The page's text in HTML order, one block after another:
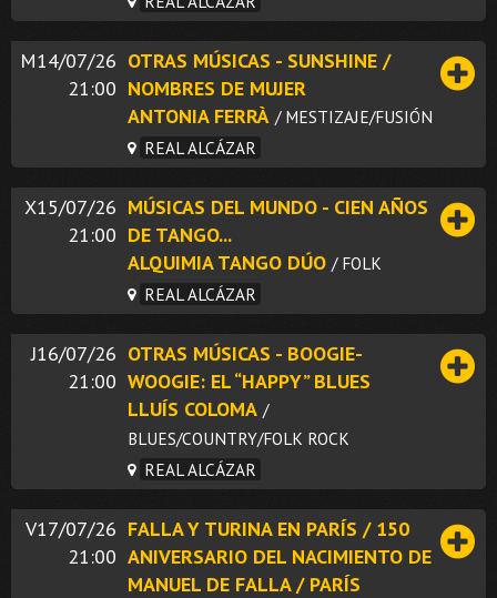
M14/07/26
21:00
OTRAS MÚSICAS - SUNSHINE /
NOMBRES DE MUJER
ANTONIA FERRÀ / MESTIZAJE/FUSIÓN
REAL ALCÁZAR
X15/07/26
21:00
MÚSICAS DEL MUNDO - CIEN AÑOS
DE TANGO...
ALQUIMIA TANGO DÚO / FOLK
REAL ALCÁZAR
J16/07/26
21:00
OTRAS MÚSICAS - BOOGIE-
WOOGIE: EL “HAPPY” BLUES
LLUÍS COLOMA /
BLUES/COUNTRY/FOLK ROCK
REAL ALCÁZAR
V17/07/26
21:00
FALLA Y TURINA EN PARÍS / 150
ANIVERSARIO DEL NACIMIENTO DE
MANUEL DE FALLA / PARÍS